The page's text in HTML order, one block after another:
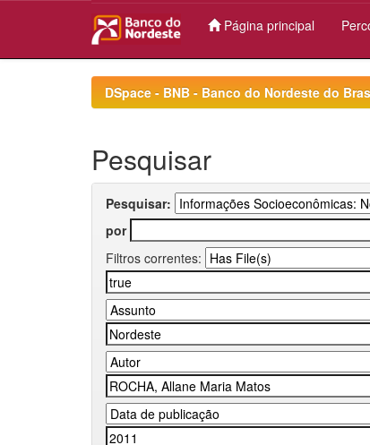
Página principal
DSpace - BNB - Banco do Nordeste do
Pesquisar
Pesquisar:
por
Filtros correntes: